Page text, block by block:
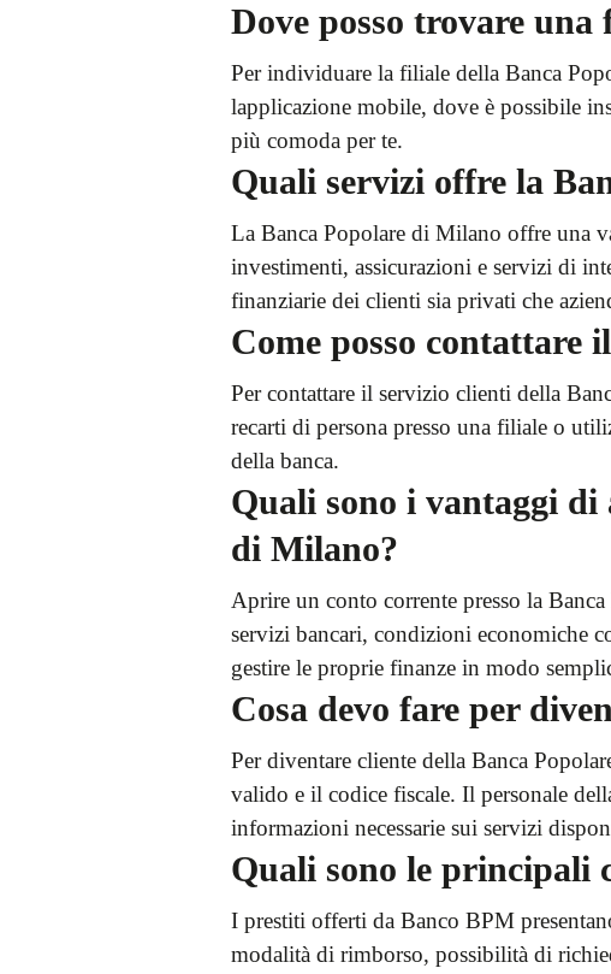
Dove posso trovare
Per individuare la filiale della Banca
lapplicazione mobile, dove è possibile
più comoda per te.
Quali servizi offre la
La Banca Popolare di Milano offre una
investimenti, assicurazioni e servizi di
finanziarie dei clienti sia privati che
Come posso contattare
Per contattare il servizio clienti della
recarti di persona presso una filiale o
della banca.
Quali sono i vantaggi di
di Milano?
Aprire un conto corrente presso la
servizi bancari, condizioni economiche
gestire le proprie finanze in modo
Cosa devo fare per
Per diventare cliente della Banca
valido e il codice fiscale. Il personale
informazioni necessarie sui servizi
Quali sono le principali
I prestiti offerti da Banco BPM
modalità di rimborso, possibilità di